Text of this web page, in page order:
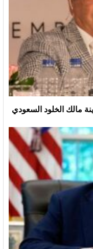
مالك الخلود السعودي